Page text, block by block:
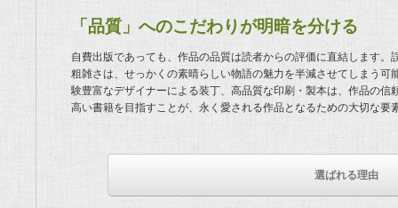
「品質」へのこだわりが明暗を分ける
自費出版であっても、作品の品質は読者からの評価に直結します
粗雑さは、せっかくの素晴らしい物語の魅力を半減させてしまう
験豊富なデザイナーによる装丁、高品質な印刷・製本は、作品の
高い書籍を目指すことが、永く愛される作品となるための大切な要
選ばれる理由